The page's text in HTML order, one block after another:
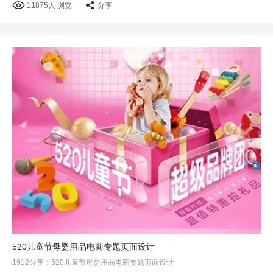
11875人 浏览 分享
520儿童节母婴用品电商专题页面设计
1912分享：520儿童节母婴用品电商专题页面设计